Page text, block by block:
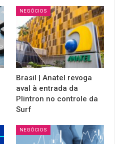
NEGÓCIOS
Brasil | Anatel revoga
aval à entrada da
Plintron no controle da
Surf
NEGÓCIOS